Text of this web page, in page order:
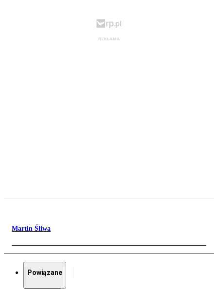
Martin Śliwa
Powiązane